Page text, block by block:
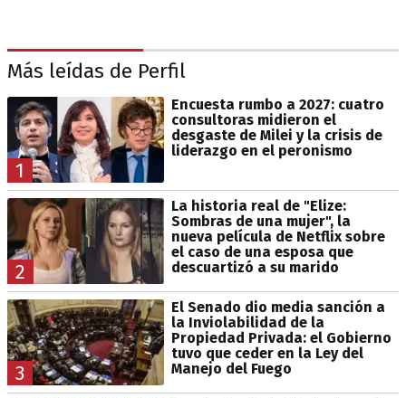
Más leídas de Perfil
1
Encuesta rumbo a 2027: cuatro
consultoras midieron el
desgaste de Milei y la crisis de
liderazgo en el peronismo
2
La historia real de "Elize:
Sombras de una mujer", la
nueva película de Netflix sobre
el caso de una esposa que
descuartizó a su marido
3
El Senado dio media sanción a
la Inviolabilidad de la
Propiedad Privada: el Gobierno
tuvo que ceder en la Ley del
Manejo del Fuego